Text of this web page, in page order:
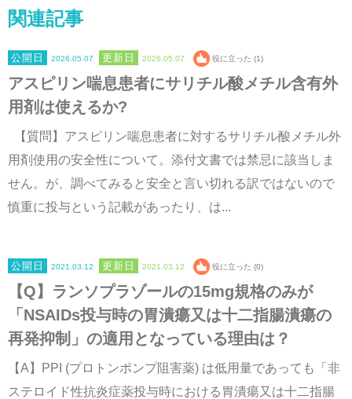
関連記事
2026.05.07 2026.05.07 役に立った (1)
アスピリン喘息患者にサリチル酸メチル含有外
用剤は使えるか?
【質問】アスピリン喘息患者に対するサリチル酸メチル外
用剤使用の安全性について。添付文書では禁忌に該当しま
せん。が、調べてみると安全と言い切れる訳ではないので
慎重に投与という記載があったり、は...
2021.03.12 2021.03.12 役に立った (0)
【Q】ランソプラゾールの15mg規格のみが
「NSAIDs投与時の胃潰瘍又は十二指腸潰瘍の
再発抑制」の適用となっている理由は？
【A】PPI (プロトンポンプ阻害薬) は低用量であっても「非
ステロイド性抗炎症薬投与時における胃潰瘍又は十二指腸